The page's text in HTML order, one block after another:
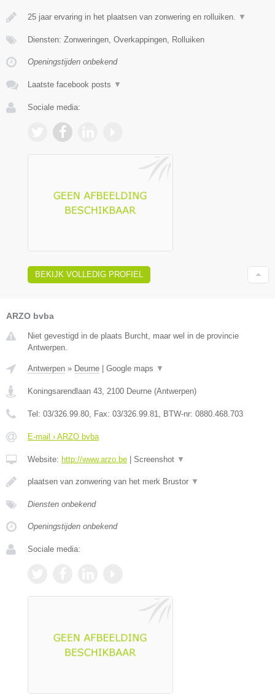
25 jaar ervaring in het plaatsen van zonwering en rolluiken. ▼
Diensten: Zonweringen, Overkappingen, Rolluiken
Openingstijden onbekend
Laatste facebook posts ▼
Sociale media:
BEKIJK VOLLEDIG PROFIEL
ARZO bvba
Niet gevestigd in de plaats Burcht, maar wel in de provincie
Antwerpen.
Antwerpen » Deurne Google maps ▼
Koningsarendlaan 43, 2100 Deurne (Antwerpen)
Tel: 03/326.99.80, Fax: 03/326.99.81, BTW-nr: 0880.468.703
E-mail › ARZO bvba
Website: http://www.arzo.be Screenshot ▼
plaatsen van zonwering van het merk Brustor ▼
Diensten onbekend
Openingstijden onbekend
Sociale media: